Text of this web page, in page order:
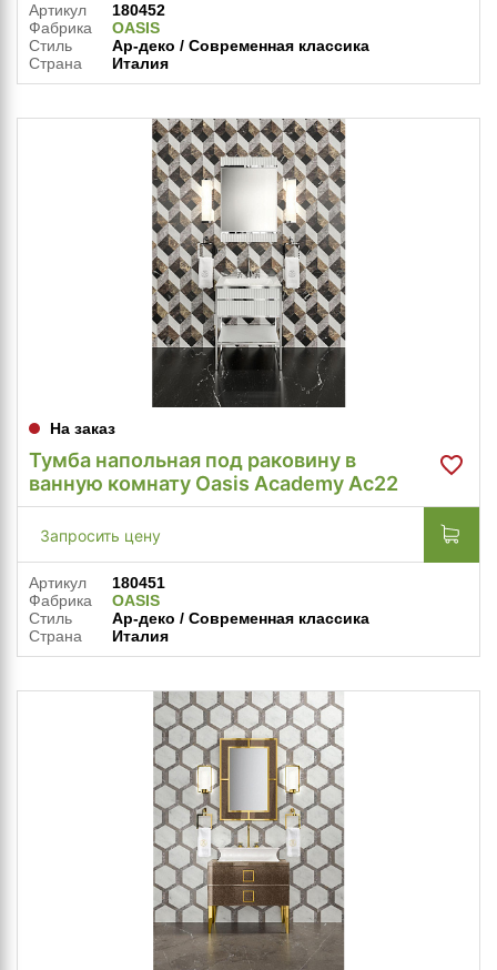
Артикул
180452
Фабрика
OASIS
Стиль
Ар-деко / Современная классика
Страна
Италия
На заказ
Тумба напольная под раковину в
ванную комнату Oasis Academy Ac22
Запросить цену
Артикул
180451
Фабрика
OASIS
Стиль
Ар-деко / Современная классика
Страна
Италия